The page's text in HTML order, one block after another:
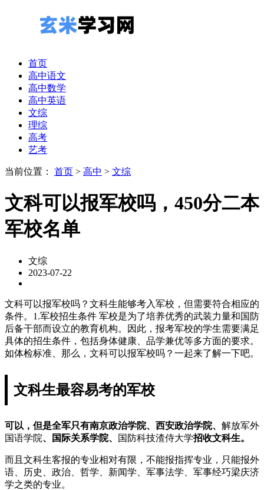
首页
高中语文
高中数学
高中英语
文综
理综
高考
艺考
当前位置： 首页 > 高中 > 文综
文科可以报军校吗，450分二本
军校名单
文综
2023-07-22
文科可以报军校吗？文科生能够考入军校，但需要符合相应的
条件。1.军校招生条件 军校是为了培养优秀的武装力量和国防
后备干部而设立的教育机构。因此，报考军校的学生需要满足
具体的招生条件，包括身体健康、品学兼优等多方面的要求。
如体检标准、那么，文科可以报军校吗？一起来了解一下吧。
文科生最容易考的军校
可以，但是全军只有南京政治学院、西安政治学院、 解放军外
国语学院、国际关系学院、 国防科技渣侍大学招收文科生。
而且文科生客报的专业相对有限，不能报指挥专业，只能报外
语、历史、政治、哲学、新闻学、军事法学、军事经巧梁庆济
学之类的专业。